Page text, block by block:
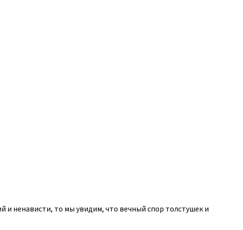
и ненависти, то мы увидим, что вечный спор толстушек и